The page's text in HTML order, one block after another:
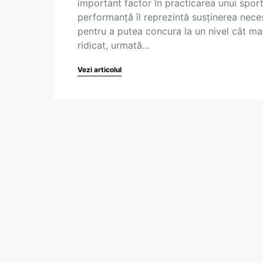
important factor în practicarea unui
performanță îl reprezintă susținerea
pentru a putea concura la un nivel cât
ridicat, urmată…
Vezi articolul